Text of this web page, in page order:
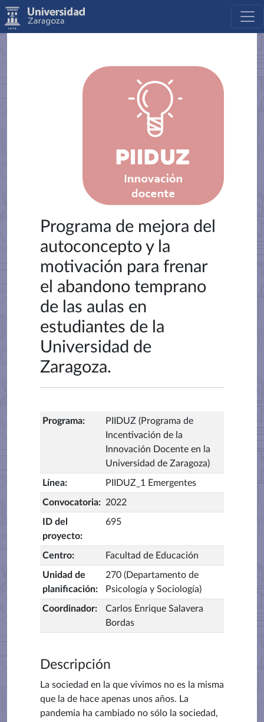
Programa de mejora del
autoconcepto y la
motivación para frenar
el abandono temprano
de las aulas en
estudiantes de la
Universidad de
Zaragoza.
Programa:
PIIDUZ (Programa de
Incentivación de la
Innovación Docente en la
Universidad de Zaragoza)
Línea: PIIDUZ_1 Emergentes
Convocatoria: 2022
ID del
proyecto:
695
Centro: Facultad de Educación
Unidad de
planificación:
270 (Departamento de
Psicología y Sociología)
Coordinador:
Carlos Enrique Salavera
Bordas
Descripción
La sociedad en la que vivimos no es la misma
que la de hace apenas unos años. La
pandemia ha cambiado no sólo la sociedad,